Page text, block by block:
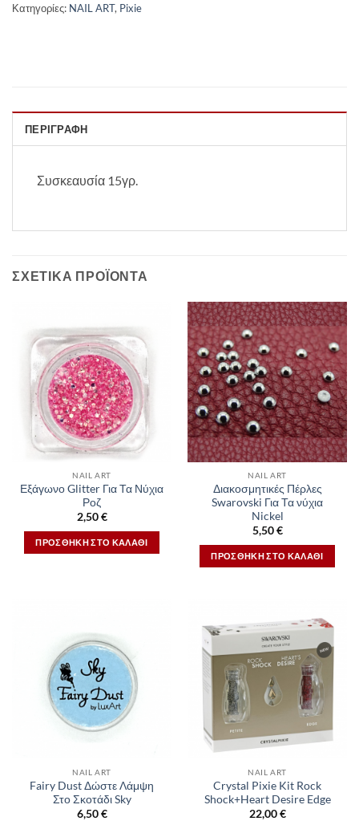
Κατηγορίες: NAIL ART, Pixie
ΠΕΡΙΓΡΑΦΉ
Συσκεαυσία 15γρ.
ΣΧΕΤΙΚΆ ΠΡΟΪΌΝΤΑ
NAIL ART
Εξάγωνο Glitter Για Τα Νύχια
Ροζ
2,50€
ΠΡΟΣΘΉΚΗ ΣΤΟ ΚΑΛΆΘΙ
NAIL ART
Διακοσμητικές Πέρλες
Swarovski Για Τα νύχια
Nickel
5,50€
ΠΡΟΣΘΉΚΗ ΣΤΟ ΚΑΛΆΘΙ
NAIL ART
Fairy Dust Δώστε Λάμψη
Στο Σκοτάδι Sky
6,50€
NAIL ART
Crystal Pixie Kit Rock
Shock+Heart Desire Edge
22,00€